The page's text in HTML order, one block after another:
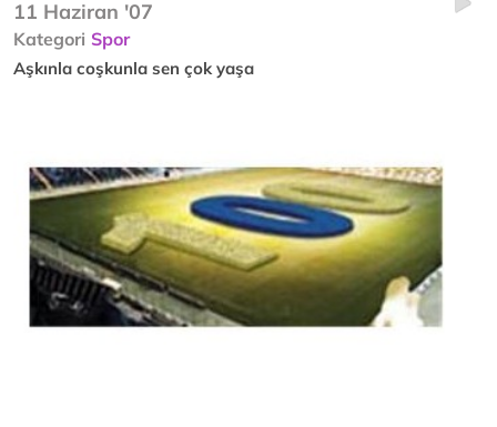
11 Haziran '07
Kategori Spor
Aşkınla coşkunla sen çok yaşa